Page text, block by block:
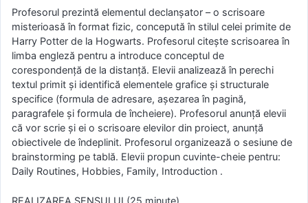
Profesorul prezintă elementul declanșator – o scrisoare
misterioasă în format fizic, concepută în stilul celei primite de
Harry Potter de la Hogwarts. Profesorul citește scrisoarea în
limba engleză pentru a introduce conceptul de
corespondență de la distanță. Elevii analizează în perechi
textul primit și identifică elementele grafice și structurale
specifice (formula de adresare, așezarea în pagină,
paragrafele și formula de încheiere). Profesorul anunță elevii
că vor scrie și ei o scrisoare elevilor din proiect, anunță
obiectivele de îndeplinit. Profesorul organizează o sesiune de
brainstorming pe tablă. Elevii propun cuvinte-cheie pentru:
Daily Routines, Hobbies, Family, Introduction .
REALIZAREA SENSULUI (25 minute)